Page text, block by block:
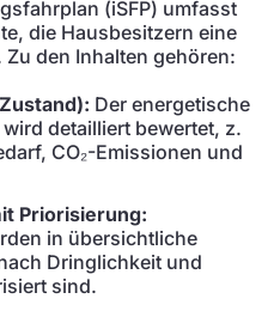
(iSFP) umfasst
die Hausbesitzern eine
den Inhalten gehören:
Der energetische
detailliert bewertet, z.
CO₂-Emissionen und
Priorisierung:
in übersichtliche
Dringlichkeit und
sind.